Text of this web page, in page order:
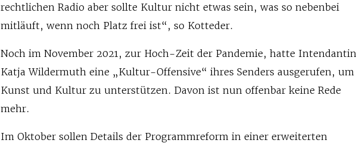
rechtlichen Radio aber sollte Kultur nicht etwas sein, was so nebenbei
mitläuft, wenn noch Platz frei ist“, so Kotteder.
Noch im November 2021, zur Hoch-Zeit der Pandemie, hatte Intendantin
Katja Wildermuth eine „Kultur-Offensive“ ihres Senders ausgerufen, um
Kunst und Kultur zu unterstützen. Davon ist nun offenbar keine Rede
mehr.
Im Oktober sollen Details der Programmreform in einer erweiterten